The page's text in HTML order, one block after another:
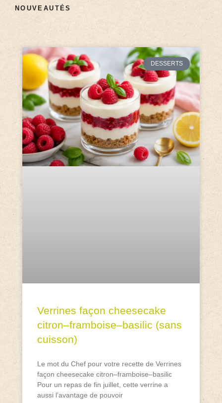
NOUVEAUTÉS
DESSERTS
Verrines façon cheesecake
citron–framboise–basilic (sans
cuisson)
Le mot du Chef pour votre recette de Verrines
façon cheesecake citron–framboise–basilic
Pour un repas de fin juillet, cette verrine a
aussi l’avantage de pouvoir